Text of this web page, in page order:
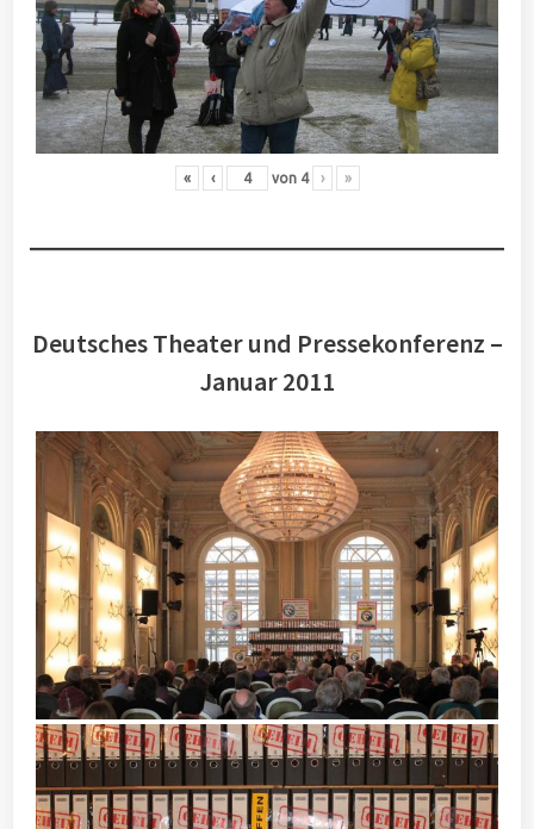
« ‹ von 4 › »
Deutsches Theater und Pressekonferenz –
Januar 2011